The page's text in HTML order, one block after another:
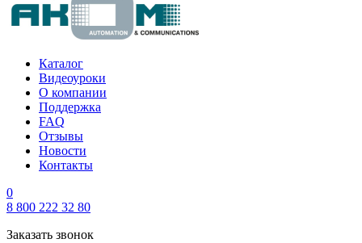
Каталог
Видеоуроки
О компании
Поддержка
FAQ
Отзывы
Новости
Контакты
0
8 800 222 32 80
Заказать звонок